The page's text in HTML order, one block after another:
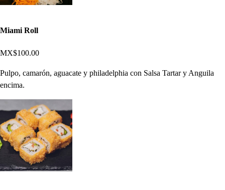
Miami Roll
MX$100.00
Pulpo, camarón, aguacate y philadelphia con Salsa Tartar y Anguila
encima.